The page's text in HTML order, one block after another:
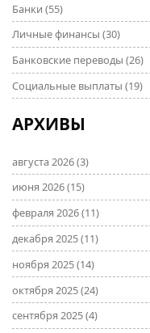
Банки (55)
Личные финансы (30)
Банковские переводы (26)
Социальные выплаты (19)
АРХИВЫ
августа 2026(3)
июня 2026(15)
февраля 2026(11)
декабря 2025(11)
ноября 2025(14)
октября 2025(24)
сентября 2025(4)